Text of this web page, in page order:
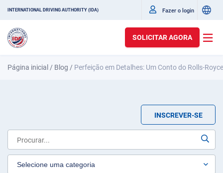
INTERNATIONAL DRIVING AUTHORITY (IDA) Fazer o login
SOLICITAR AGORA
Página inicial / Blog / Perfeição em Detalhes: Um Conto do Rolls-
INSCREVER-SE